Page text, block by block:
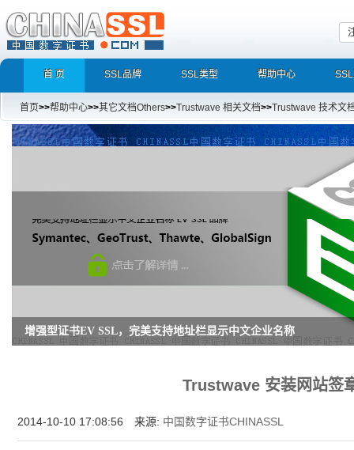
首 页 SSL品牌 SSL类型 帮助中心
首页>>帮助中心>>其它文档Others>>Trustwave 相关文档>>Trustwave 技术文
增强型证书EV SSL，完美支持地址栏显示中文企业名称
Trustwave 安装网站签
2014-10-10 17:08:56 来源: 中国数字证书CHINASSL